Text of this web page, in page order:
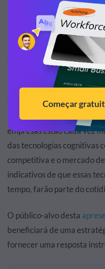
isso é um grande impulso
melhorar o nível de vida
robôs assassinos e
são vistos como ameaças
desse mesmo processo de
É impossível
são subprodutos da
mesmo que as piores
empresas estão cada vez
das tecnologias cognitivas
competitiva e o mercado
indicativos de que essas
tempo, farão parte do
O público-alvo desta
beneficiará de uma
fornecer uma resposta